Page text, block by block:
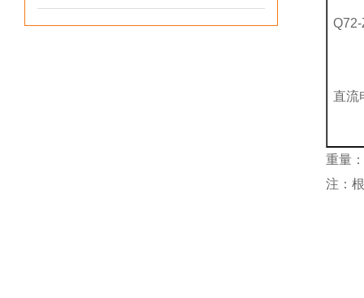
直流
重量
注：